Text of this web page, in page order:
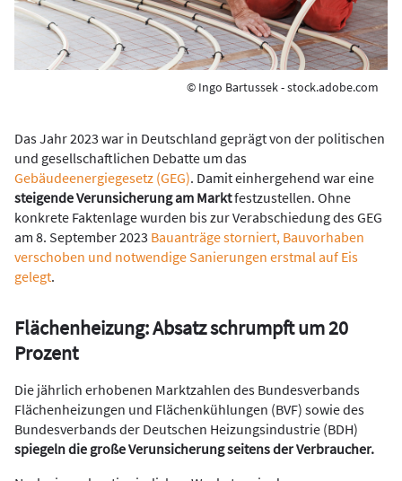
© Ingo Bartussek - stock.adobe.com
Das Jahr 2023 war in Deutschland geprägt von der politischen
und gesellschaftlichen Debatte um das
Gebäudeenergiegesetz (GEG). Damit einhergehend war eine
steigende Verunsicherung am Marktfestzustellen. Ohne
konkrete Faktenlage wurden bis zur Verabschiedung des GEG
am 8. September 2023 Bauanträge storniert, Bauvorhaben
verschoben und notwendige Sanierungen erstmal auf Eis
gelegt.
Flächenheizung: Absatz schrumpft um 20
Prozent
Die jährlich erhobenen Marktzahlen des Bundesverbands
Flächenheizungen und Flächenkühlungen (BVF) sowie des
Bundesverbands der Deutschen Heizungsindustrie (BDH)
spiegeln die große Verunsicherung seitens der Verbraucher.